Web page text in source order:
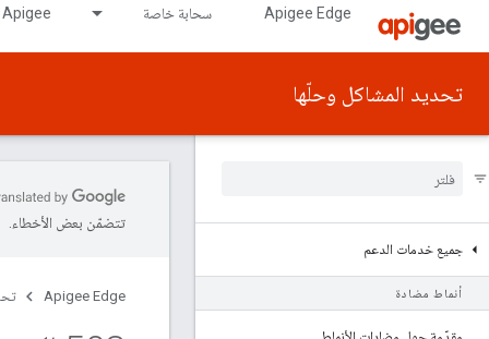
Apigee Edge سحابة خاصة Apigee على GDC air-gapped
تحديد المشاكل وحلّها
جميع خدمات الدعم
أنماط مضادة
تتضمّن بعض الأخطاء.
Apigee Edge